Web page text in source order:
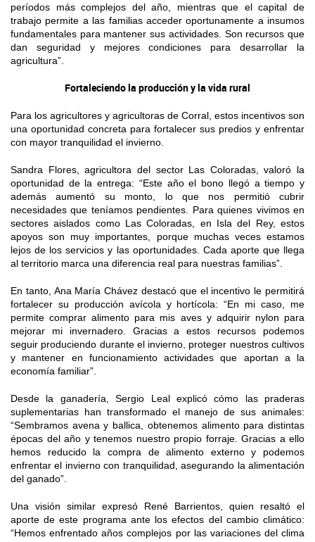
períodos más complejos del año, mientras que el capital de
trabajo permite a las familias acceder oportunamente a insumos
fundamentales para mantener sus actividades. Son recursos que
dan seguridad y mejores condiciones para desarrollar la
agricultura”.
Fortaleciendo la producción y la vida rural
Para los agricultores y agricultoras de Corral, estos incentivos son
una oportunidad concreta para fortalecer sus predios y enfrentar
con mayor tranquilidad el invierno.
Sandra Flores, agricultora del sector Las Coloradas, valoró la
oportunidad de la entrega: “Este año el bono llegó a tiempo y
además aumentó su monto, lo que nos permitió cubrir
necesidades que teníamos pendientes. Para quienes vivimos en
sectores aislados como Las Coloradas, en Isla del Rey, estos
apoyos son muy importantes, porque muchas veces estamos
lejos de los servicios y las oportunidades. Cada aporte que llega
al territorio marca una diferencia real para nuestras familias”.
En tanto, Ana María Chávez destacó que el incentivo le permitirá
fortalecer su producción avícola y hortícola: “En mi caso, me
permite comprar alimento para mis aves y adquirir nylon para
mejorar mi invernadero. Gracias a estos recursos podemos
seguir produciendo durante el invierno, proteger nuestros cultivos
y mantener en funcionamiento actividades que aportan a la
economía familiar”.
Desde la ganadería, Sergio Leal explicó cómo las praderas
suplementarias han transformado el manejo de sus animales:
“Sembramos avena y ballica, obtenemos alimento para distintas
épocas del año y tenemos nuestro propio forraje. Gracias a ello
hemos reducido la compra de alimento externo y podemos
enfrentar el invierno con tranquilidad, asegurando la alimentación
del ganado”.
Una visión similar expresó René Barrientos, quien resaltó el
aporte de este programa ante los efectos del cambio climático:
“Hemos enfrentado años complejos por las variaciones del clima